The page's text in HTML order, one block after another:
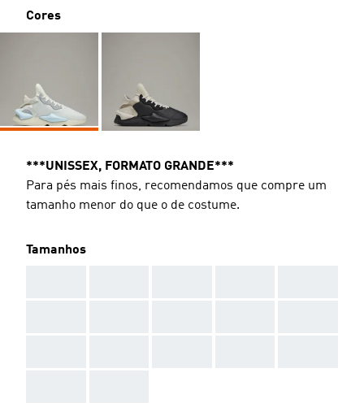
Cores
***UNISSEX, FORMATO GRANDE***
Para pés mais finos, recomendamos que compre um
tamanho menor do que o de costume.
Tamanhos